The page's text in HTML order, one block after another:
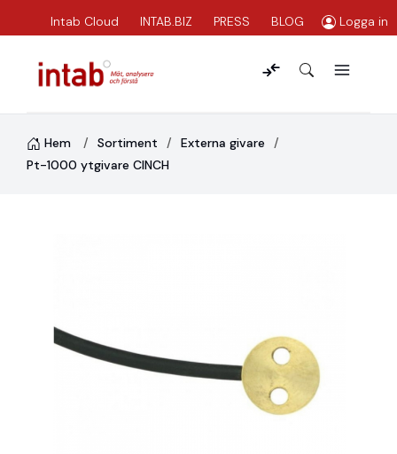
Intab Cloud INTAB.BIZ PRESS BLOG Logga in
Hem Sortiment
Externa givare
Pt-1000 ytgivare CINCH